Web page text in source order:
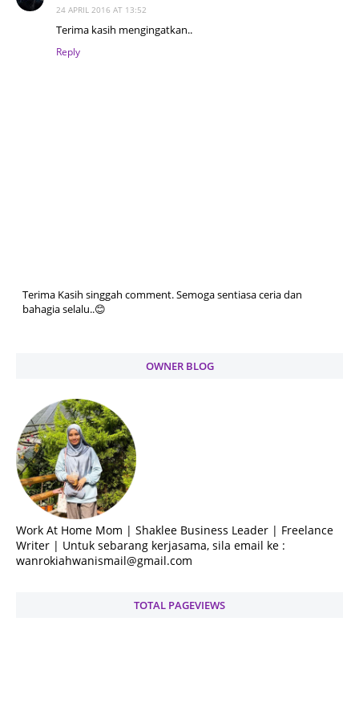
24 APRIL 2016 AT 13:52
Terima kasih mengingatkan..
Reply
Terima Kasih singgah comment. Semoga sentiasa ceria dan
bahagia selalu..😊
OWNER BLOG
Work At Home Mom | Shaklee Business Leader | Freelance
Writer | Untuk sebarang kerjasama, sila email ke :
wanrokiahwanismail@gmail.com
TOTAL PAGEVIEWS